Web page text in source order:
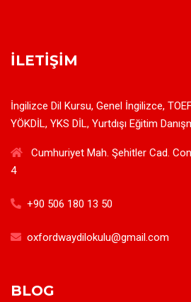
İLETIŞIM
İngilizce Dil Kursu, Genel İngilizce,
YÖKDİL, YKS DİL, Yurtdışı Eğitim
Cumhuriyet Mah. Şehitler Cad.
4
+90 506 180 13 50
oxfordwaydilokulu@gmail.com
BLOG